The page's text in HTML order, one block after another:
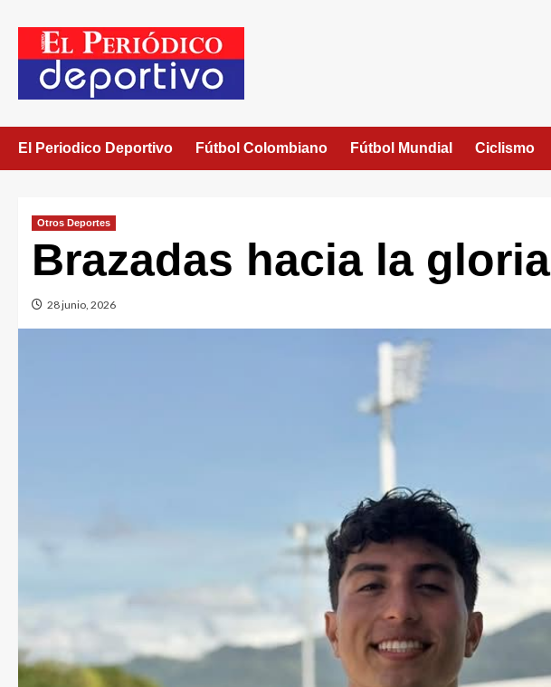
El Periodico Deportivo Fútbol Colombiano Fútbol Mundial Ciclismo
Otros Deportes
Brazadas hacia la gloria
28 junio, 2026